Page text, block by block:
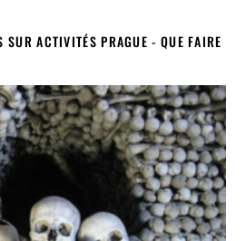
SUR ACTIVITÉS PRAGUE - QUE FAIRE